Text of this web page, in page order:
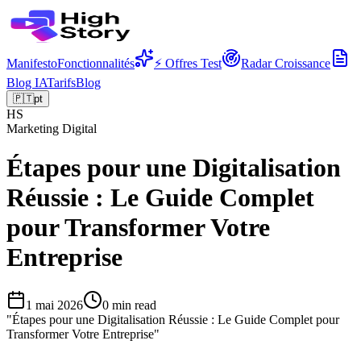
ManifestoFonctionnalités ⚡ Offres Test
Radar Croissance
Blog IATarifsBlog
🇵🇹pt
HS
Marketing Digital
Étapes pour une Digitalisation
Réussie : Le Guide Complet
pour Transformer Votre
Entreprise
1 mai 2026 0 min read
"Étapes pour une Digitalisation Réussie : Le Guide Complet pour
Transformer Votre Entreprise"